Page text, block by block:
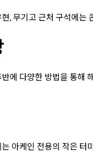
, 무기고 근처 구석에는
에 다양한 방법을 통해
아케인 전용의 작은 터